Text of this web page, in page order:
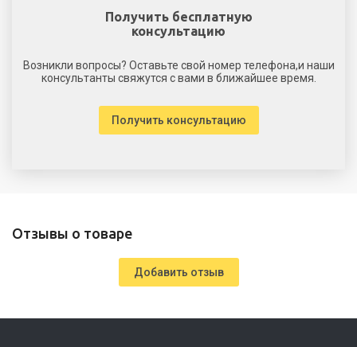
Получить бесплатную
консультацию
Возникли вопросы? Оставьте свой номер телефона,и наши
консультанты свяжутся с вами в ближайшее время.
Получить консультацию
Отзывы о товаре
Добавить отзыв